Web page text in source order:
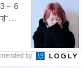
～6
...
by